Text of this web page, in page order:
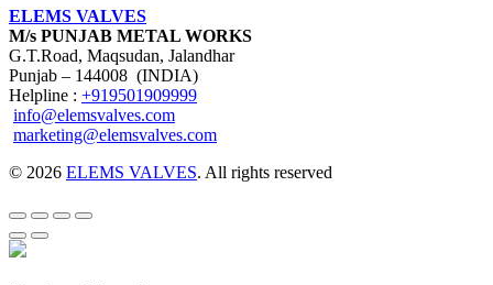
ELEMS VALVES
M/s PUNJAB METAL WORKS
G.T.Road, Maqsudan, Jalandhar
Punjab – 144008 (INDIA)
Helpline : +919501909999
info@elemsvalves.com
marketing@elemsvalves.com
© 2026 ELEMS VALVES. All rights reserved